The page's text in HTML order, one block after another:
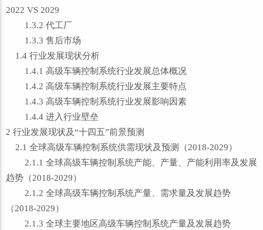
2022 VS 2029
1.3.2 代工厂
1.3.3 售后市场
1.4 行业发展现状分析
1.4.1 高级车辆控制系统行业发展总体概况
1.4.2 高级车辆控制系统行业发展主要特点
1.4.3 高级车辆控制系统行业发展影响因素
1.4.4 进入行业壁垒
2 行业发展现状及“十四五”前景预测
2.1 全球高级车辆控制系统供需现状及预测（2018-2029）
2.1.1 全球高级车辆控制系统产能、产量、产能利用率及发展
趋势（2018-2029）
2.1.2 全球高级车辆控制系统产量、需求量及发展趋势
（2018-2029）
2.1.3 全球主要地区高级车辆控制系统产量及发展趋势